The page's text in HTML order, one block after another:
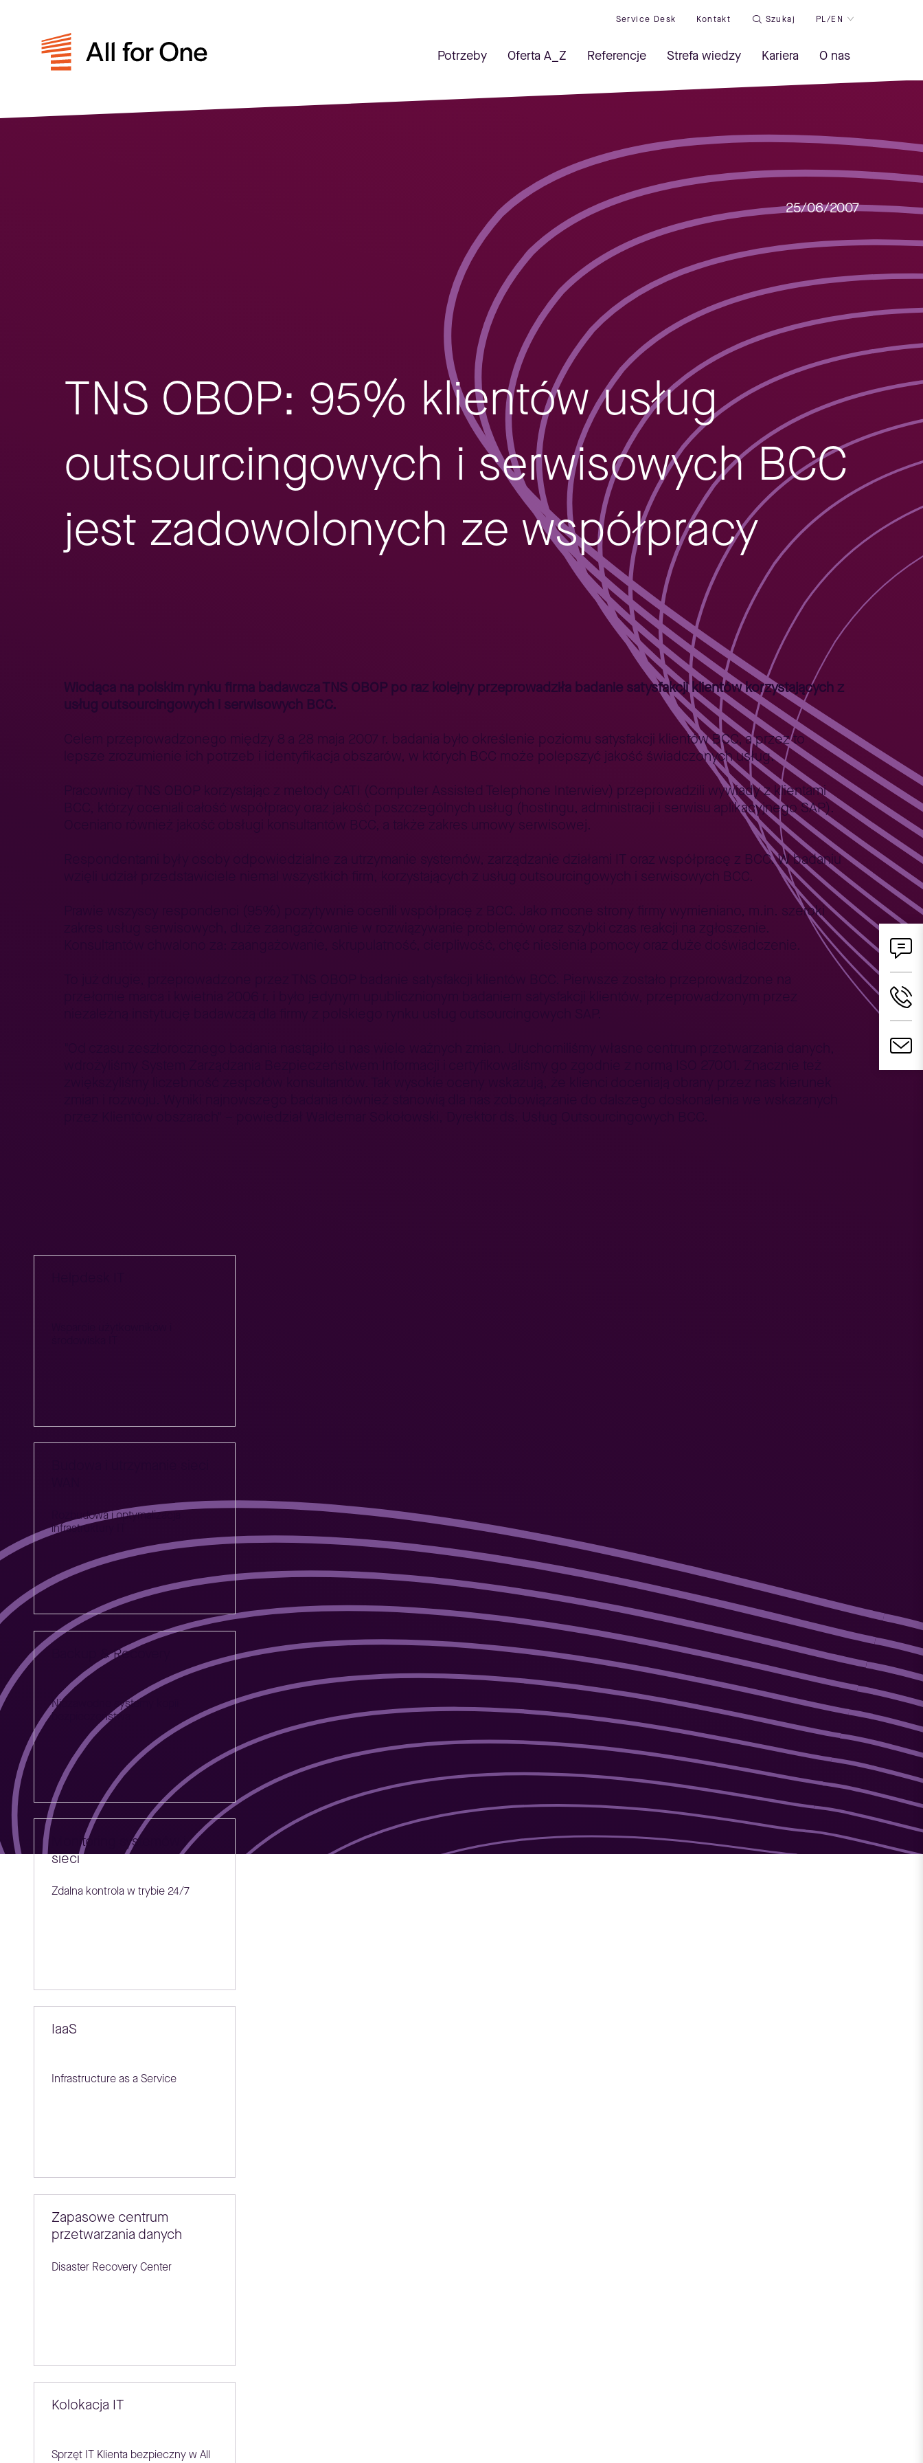
Service Desk Kontakt Szukaj PL/EN
Potrzeby Oferta A_Z Referencje Strefa wiedzy Kariera O nas
25/06/2007
TNS OBOP: 95% klientów usług
outsourcingowych i serwisowych BCC
jest zadowolonych ze współpracy
TNS OBOP: 95% klientów usług outsourcingowych i serwisowych BCC jest zadowolonych ze współpracy
Wiodąca na polskim rynku firma badawcza TNS OBOP po raz kolejny przeprowadziła badanie satysfakcji klientów korzystających z
usług outsourcingowych i serwisowych BCC.
Celem przeprowadzonego między 8 a 28 maja 2007 r. badania było określenie poziomu satysfakcji klientów BCC, a przez to
lepsze zrozumienie ich potrzeb i identyfikacja obszarów, w których BCC może polepszyć jakość świadczonych usług.
Pracownicy TNS OBOP korzystając z metody CATI (Computer Assisted Telephone Interwiev) przeprowadzili wywiady z klientami
BCC, którzy oceniali całość współpracy oraz jakość poszczególnych usług (hostingu, administracji i serwisu aplikacyjnego SAP).
Oceniano również jakość obsługi konsultantów BCC, a także zakres umowy serwisowej.
Respondentami były osoby odpowiedzialne za utrzymanie systemów, zarządzanie działami IT oraz współpracę z BCC. W badaniu
wzięli udział przedstawiciele niemal wszystkich firm, korzystających z usług outsourcingowych i serwisowych BCC.
Prawie wszyscy respondenci (95%) pozytywnie ocenili współpracę z BCC. Jako mocne strony firmy wymieniano, m.in. szeroki
zakres usług serwisowych, duże zaangażowanie w rozwiązywanie problemów oraz szybki czas reakcji na zgłoszenie.
Konsultantów chwalono za: zaangażowanie, skrupulatność, cierpliwość, chęć niesienia pomocy oraz duże doświadczenie.
To już drugie, przeprowadzone przez TNS OBOP badanie satysfakcji klientów BCC. Pierwsze zostało przeprowadzone na
przełomie marca i kwietnia 2006 r. i było jedynym upublicznionym badaniem satysfakcji klientów, przeprowadzonym przez
"Od czasu zeszłorocznego badania nastąpiło u nas wiele ważnych zmian. Uruchomiliśmy własne centrum przetwarzania danych,
wdrożyliśmy System Zarządzania Bezpieczeństwem Informacji i certyfikowaliśmy go zgodnie z normą ISO 27001. Znacznie też
Rozbudowa i optymalizacja
infrastruktury IT
Backup & Recovery
Niezawodne systemy kopii
bezpieczeństwa
Monitoring systemów i
sieci
Zdalna kontrola w trybie 24/7
IaaS
Infrastructure as a Service
Zapasowe centrum
przetwarzania danych
Disaster Recovery Center
Kolokacja IT
Sprzęt IT Klienta bezpieczny w All